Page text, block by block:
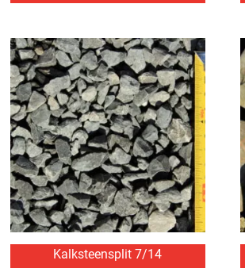
Kalksteensplit 7/14